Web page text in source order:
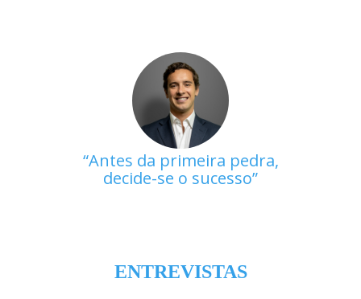
Antes da primeira pedra,
decide-se o sucesso
ENTREVISTAS